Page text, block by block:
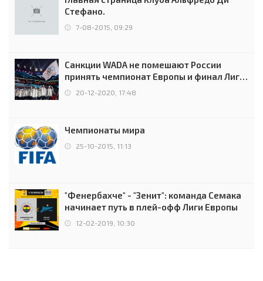
Стефано.
7-08-2015, 09:29
Санкции WADA не помешают России
принять чемпионат Европы и финал Лиги
чемпионов.
20-12-2020, 17:48
Чемпионаты мира
25-10-2015, 11:13
"Фенербахче" - "Зенит": команда Семака
начинает путь в плей-офф Лиги Европы
12-02-2019, 10:30